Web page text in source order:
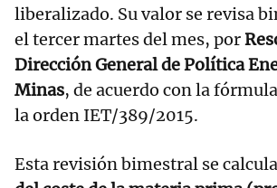
liberalizado. Su valor se revisa
el tercer martes del mes, por
Dirección General de Política
Minas, de acuerdo con la
la orden IET/389/2015.
Esta revisión bimestral se calcula